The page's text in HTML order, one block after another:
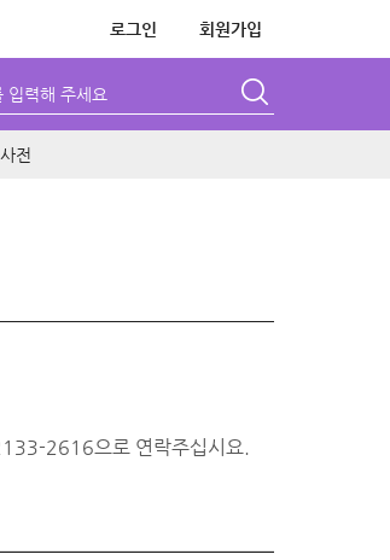
로그인 회원가입
입력해 주세요
전
2616으로 연락주십시요.